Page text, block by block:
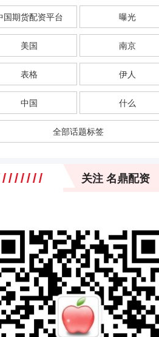
国期货配资平台 曝光
美国 南京
表格 伊人
中国 什么
全部话题标签
关注 名鼎配资